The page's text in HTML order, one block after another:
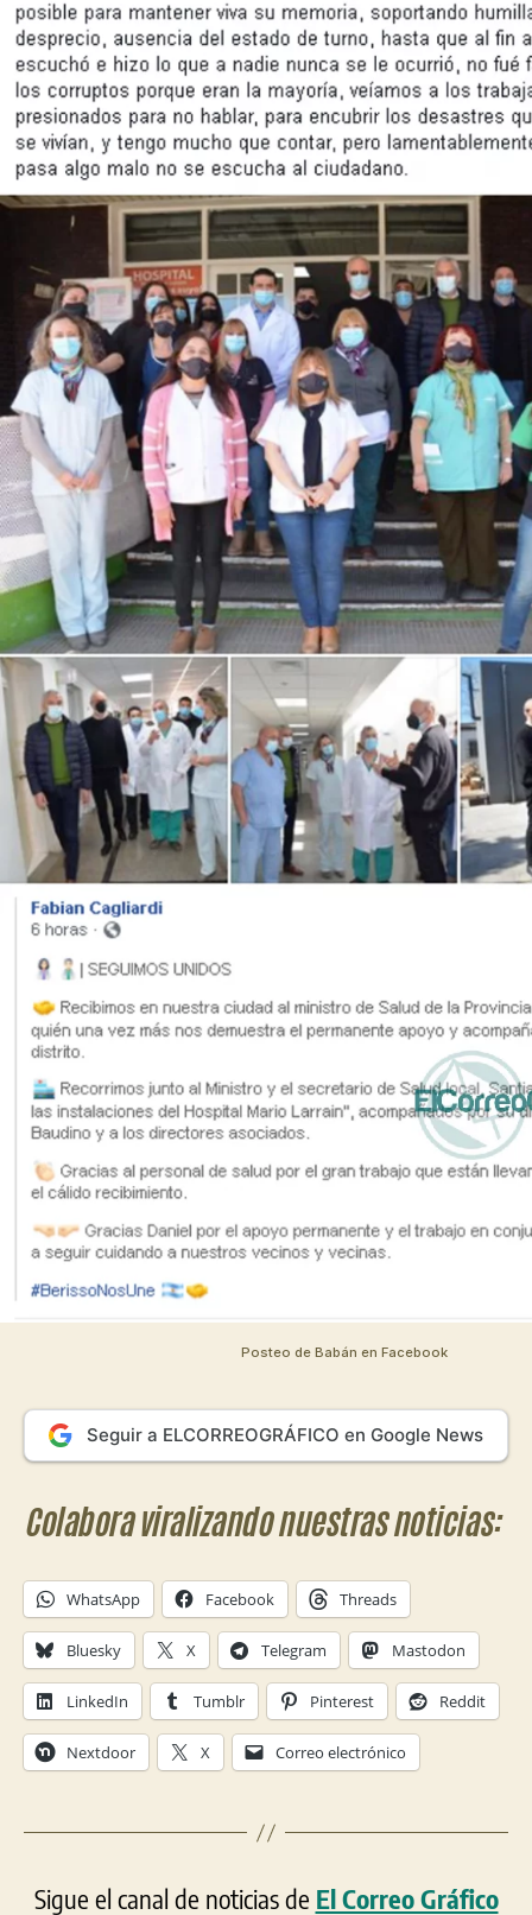
Posteo de Babán en Facebook
Seguir a ELCORREOGRÁFICO en Google News
Colabora viralizando nuestras noticias:
WhatsApp Facebook Threads
Bluesky X Telegram Mastodon
LinkedIn Tumblr Pinterest Reddit
Nextdoor X Correo electrónico
Sigue el canal de noticias de El Correo Gráfico